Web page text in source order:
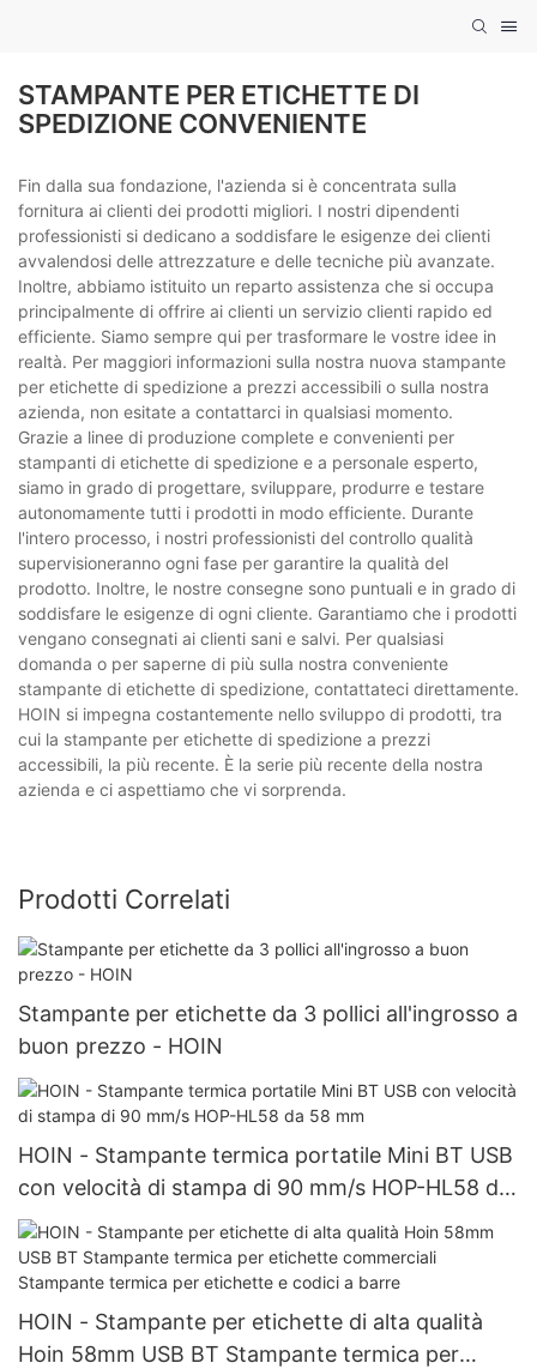
STAMPANTE PER ETICHETTE DI
SPEDIZIONE CONVENIENTE
Fin dalla sua fondazione, l'azienda si è concentrata sulla
fornitura ai clienti dei prodotti migliori. I nostri dipendenti
professionisti si dedicano a soddisfare le esigenze dei clienti
avvalendosi delle attrezzature e delle tecniche più avanzate.
Inoltre, abbiamo istituito un reparto assistenza che si occupa
principalmente di offrire ai clienti un servizio clienti rapido ed
efficiente. Siamo sempre qui per trasformare le vostre idee in
realtà. Per maggiori informazioni sulla nostra nuova stampante
per etichette di spedizione a prezzi accessibili o sulla nostra
azienda, non esitate a contattarci in qualsiasi momento.
Grazie a linee di produzione complete e convenienti per
stampanti di etichette di spedizione e a personale esperto,
siamo in grado di progettare, sviluppare, produrre e testare
autonomamente tutti i prodotti in modo efficiente. Durante
l'intero processo, i nostri professionisti del controllo qualità
supervisioneranno ogni fase per garantire la qualità del
prodotto. Inoltre, le nostre consegne sono puntuali e in grado di
soddisfare le esigenze di ogni cliente. Garantiamo che i prodotti
vengano consegnati ai clienti sani e salvi. Per qualsiasi
domanda o per saperne di più sulla nostra conveniente
stampante di etichette di spedizione, contattateci direttamente.
HOIN si impegna costantemente nello sviluppo di prodotti, tra
cui la stampante per etichette di spedizione a prezzi
accessibili, la più recente. È la serie più recente della nostra
azienda e ci aspettiamo che vi sorprenda.
Prodotti Correlati
Stampante per etichette da 3 pollici all'ingrosso a
buon prezzo - HOIN
HOIN - Stampante termica portatile Mini BT USB
con velocità di stampa di 90 mm/s HOP-HL58 da
58 mm
HOIN - Stampante per etichette di alta qualità
Hoin 58mm USB BT Stampante termica per